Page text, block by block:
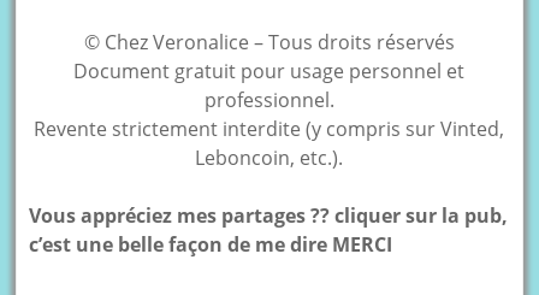
© Chez Veronalice – Tous droits réservés
Document gratuit pour usage personnel et
professionnel.
Revente strictement interdite (y compris sur Vinted,
Leboncoin, etc.).
Vous appréciez mes partages ?? cliquer sur la pub,
c’est une belle façon de me dire MERCI